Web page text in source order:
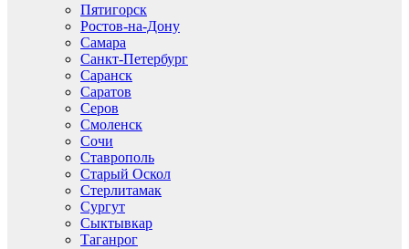
Пятигорск
Ростов-на-Дону
Самара
Санкт-Петербург
Саранск
Саратов
Серов
Смоленск
Сочи
Ставрополь
Старый Оскол
Стерлитамак
Сургут
Сыктывкар
Таганрог